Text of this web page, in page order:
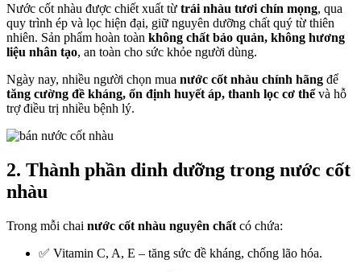
Nước cốt nhàu được chiết xuất từ trái nhàu tươi chín mọng, qua
quy trình ép và lọc hiện đại, giữ nguyên dưỡng chất quý từ thiên
nhiên. Sản phẩm hoàn toàn không chất bảo quản, không hương
liệu nhân tạo, an toàn cho sức khỏe người dùng.
Ngày nay, nhiều người chọn mua nước cốt nhàu chính hãng để
tăng cường đề kháng, ổn định huyết áp, thanh lọc cơ thểvà hỗ
trợ điều trị nhiều bệnh lý.
2. Thành phần dinh dưỡng trong nước cốt
nhàu
Trong mỗi chai nước cốt nhàu nguyên chất có chứa:
✅ Vitamin C, A, E – tăng sức đề kháng, chống lão hóa.